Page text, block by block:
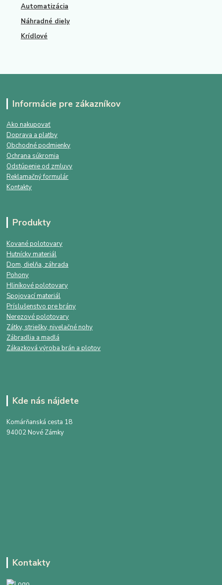
Automatizácia
Náhradné diely
Krídlové
Informácie pre zákazníkov
Ako nakupovať
Doprava a platby
Obchodné podmienky
Ochrana súkromia
Odstúpenie od zmluvy
Reklamačný formulár
Kontakty
Produkty
Kované polotovary
Hutnícky materiál
Dom, dielňa, záhrada
Pohony
Hliníkové polotovary
Spojovací materiál
Príslušenstvo pre brány
Nerezové polotovary
Zátky, striešky, nivelačné nohy
Zábradlia a madlá
Zákazková výroba brán a plotov
Kde nás nájdete
Komárňanská cesta 18
94002 Nové Zámky
Kontakty